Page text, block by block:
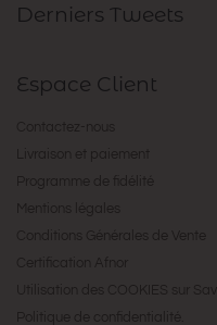
Derniers Tweets
Espace Client